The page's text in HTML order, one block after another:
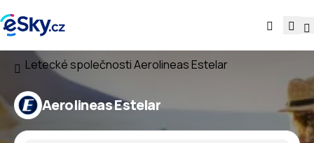
Letecké společnostiAerolineas Estelar
Aerolineas Estelar